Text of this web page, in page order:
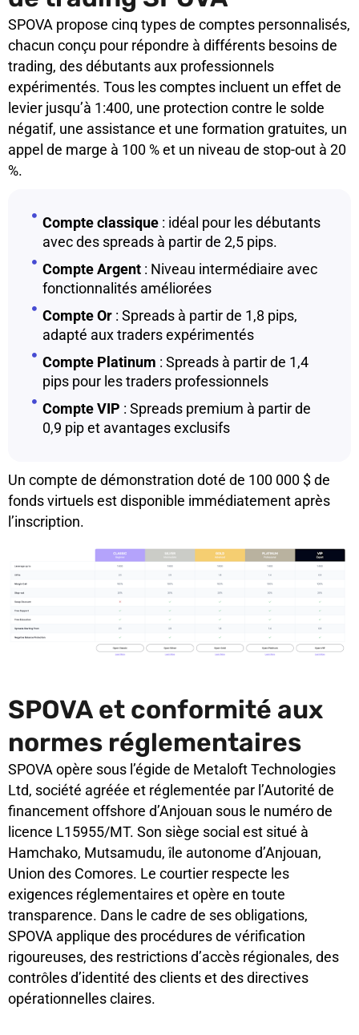
SPOVA propose cinq types de comptes personnalisés,
chacun conçu pour répondre à différents besoins de
trading, des débutants aux professionnels
expérimentés. Tous les comptes incluent un effet de
levier jusqu’à 1:400, une protection contre le solde
négatif, une assistance et une formation gratuites, un
appel de marge à 100 % et un niveau de stop-out à 20
%.
Compte classique: idéal pour les débutants
avec des spreads à partir de 2,5 pips.
Compte Argent: Niveau intermédiaire avec
fonctionnalités améliorées
Compte Or: Spreads à partir de 1,8 pips,
adapté aux traders expérimentés
Compte Platinum : Spreads à partir de 1,4
pips pour les traders professionnels
Compte VIP : Spreads premium à partir de
0,9 pip et avantages exclusifs
Un compte de démonstration doté de 100 000 $ de
fonds virtuels est disponible immédiatement après
l’inscription.
SPOVA et conformité aux
normes réglementaires
SPOVA opère sous l’égide de Metaloft Technologies
Ltd, société agréée et réglementée par l’Autorité de
financement offshore d’Anjouan sous le numéro de
licence L15955/MT. Son siège social est situé à
Hamchako, Mutsamudu, île autonome d’Anjouan,
Union des Comores. Le courtier respecte les
exigences réglementaires et opère en toute
transparence. Dans le cadre de ses obligations,
SPOVA applique des procédures de vérification
rigoureuses, des restrictions d’accès régionales, des
contrôles d’identité des clients et des directives
opérationnelles claires.